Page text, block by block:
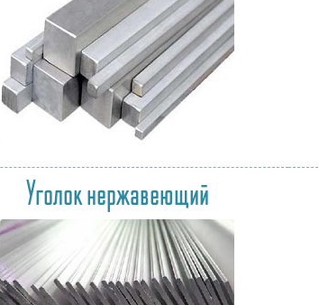
Уголок нержавеющий